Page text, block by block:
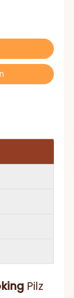
Pilz